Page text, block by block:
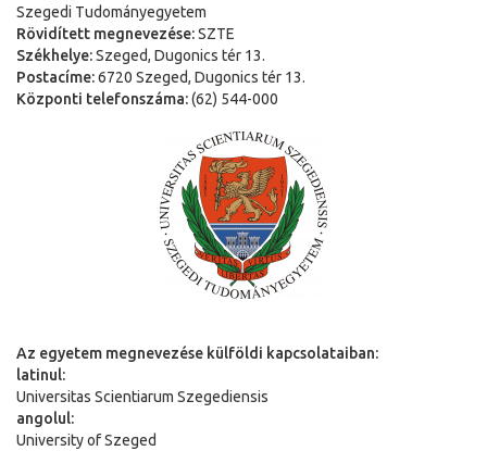
Szegedi Tudományegyetem
Rövidített megnevezése:SZTE
Székhelye:Szeged, Dugonics tér 13.
Postacíme:6720 Szeged, Dugonics tér 13.
Központi telefonszáma:(62) 544-000
Az egyetem megnevezése külföldi kapcsolataiban:
latinul:
Universitas Scientiarum Szegediensis
angolul:
University of Szeged